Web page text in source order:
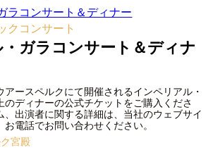
クコンサート
ガラコンサート＆ディナ
ースペルクにて開催されるインペリアル・
のディナーの公式チケットをご購入くださ
、出演者に関する詳細は、当社のウェブサイ
お電話でお問い合わせください。
宮殿